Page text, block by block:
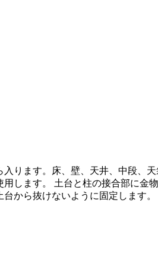
ります。床、壁、天井、中段、
します。 土台と柱の接合部に金
から抜けないように固定します